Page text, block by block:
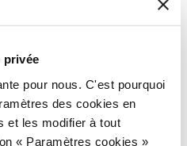
privée
pour nous. C'est pourquoi
des cookies en
et les modifier à tout
« Paramètres cookies »